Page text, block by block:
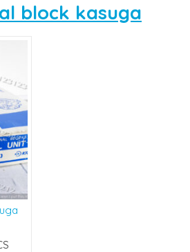
block kasuga